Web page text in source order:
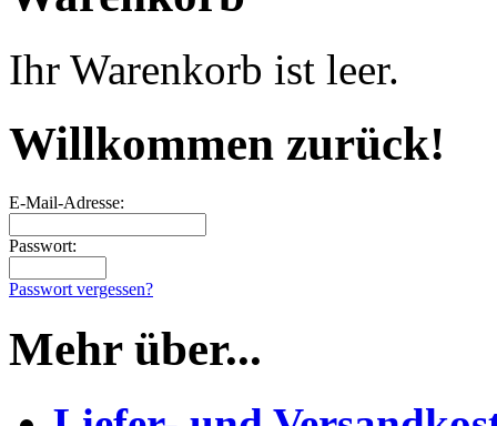
Ihr Warenkorb ist leer.
Willkommen zurück!
E-Mail-Adresse:
Passwort:
Passwort vergessen?
Mehr über...